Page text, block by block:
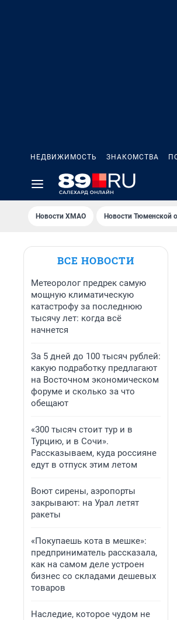
НЕДВИЖИМОСТЬ ЗНАКОМСТВА
Новости ХМАО Новости Тюменской
ВСЕ НОВОСТИ
Метеоролог предрек самую
мощную климатическую
катастрофу за последнюю
тысячу лет: когда всё
начнется
За 5 дней до 100 тысяч рублей:
какую подработку предлагают
на Восточном экономическом
форуме и сколько за что
обещают
«300 тысяч стоит тур и в
Турцию, и в Сочи».
Рассказываем, куда россияне
едут в отпуск этим летом
Воют сирены, аэропорты
закрывают: на Урал летят
ракеты
«Покупаешь кота в мешке»:
предприниматель рассказала,
как на самом деле устроен
бизнес со складами дешевых
товаров
Наследие, которое чудом не